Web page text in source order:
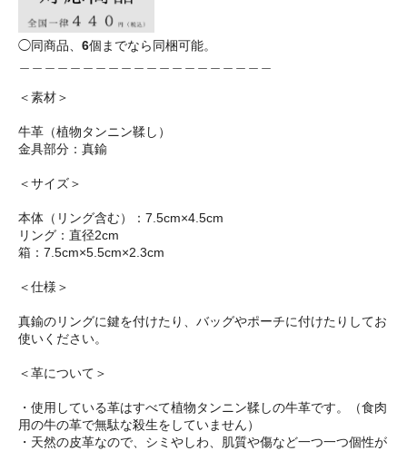
◯同商品、 6個までなら同梱可能。
＜素材＞
牛革（植物タンニン鞣し）
金具部分：真鍮
＜サイズ＞
本体（リング含む）：7.5cm×4.5cm
リング：直径2cm
箱：7.5cm×5.5cm×2.3cm
＜仕様＞
真鍮のリングに鍵を付けたり、バッグやポーチに付けたりしてお
使いください。
＜革について＞
・使用している革はすべて植物タンニン鞣しの牛革です。（食肉
用の牛の革で無駄な殺生をしていません）
・天然の皮革なので、シミやしわ、肌質や傷など一つ一つ個性が